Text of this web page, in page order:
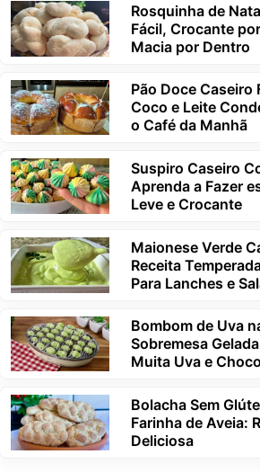
Rosquinha de
Fácil, Crocante
Macia por Dentro
Pão Doce Caseiro
Coco e Leite
o Café da Manhã
Suspiro Caseiro
Aprenda a Fazer
Leve e Crocante
Maionese Verde
Receita
Para Lanches e
Bombom de Uva
Sobremesa
Muita Uva e
Bolacha Sem
Farinha de Aveia:
Deliciosa